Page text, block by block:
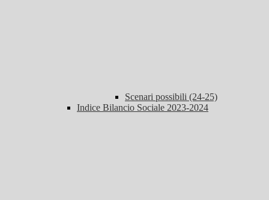
Scenari possibili (24-25)
Indice Bilancio Sociale 2023-2024